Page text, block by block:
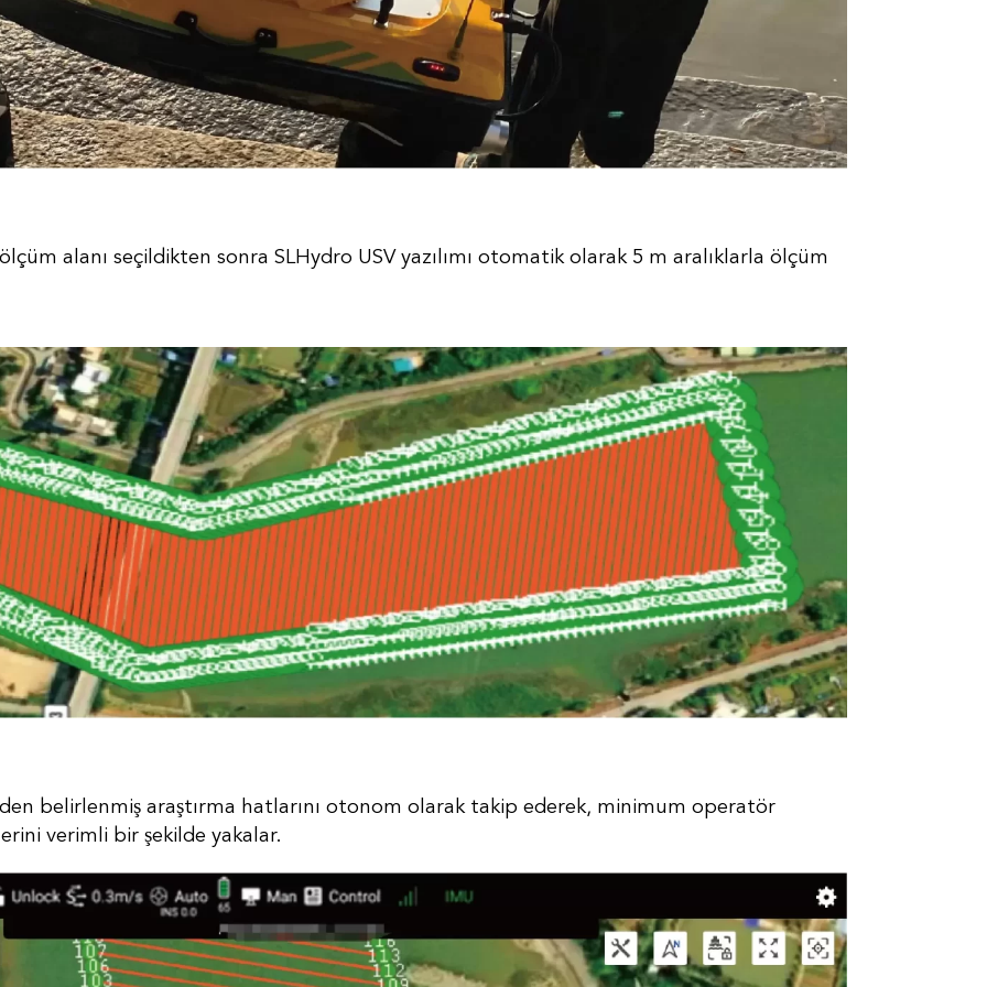
alanı seçildikten sonra SLHydro USV yazılımı otomatik olarak 5 m aralıklarla ölçüm
belirlenmiş araştırma hatlarını otonom olarak takip ederek, minimum operatör
verimli bir şekilde yakalar.